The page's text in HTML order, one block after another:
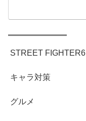
STREET FIGHTER6
キャラ対策
グルメ